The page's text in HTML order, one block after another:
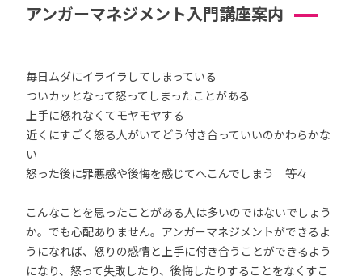
アンガーマネジメント入門講座案内
毎日ムダにイライラしてしまっている
ついカッとなって怒ってしまったことがある
上手に怒れなくてモヤモヤする
近くにすごく怒る人がいてどう付き合っていいのかわらかな
い
怒った後に罪悪感や後悔を感じてへこんでしまう 等々
こんなことを思ったことがある人は多いのではないでしょう
か。でも心配ありません。アンガーマネジメントができるよ
うになれば、怒りの感情と上手に付き合うことができるよう
になり、怒って失敗したり、後悔したりすることをなくすこ